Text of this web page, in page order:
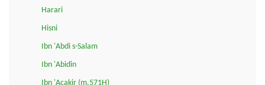
Harari
Hisni
Ibn 'Abdi s-Salam
Ibn 'Abidin
Ibn 'Açakir (m.571H)